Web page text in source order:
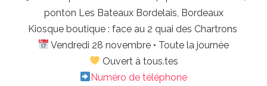
ponton Les Bateaux Bordelais, Bordeaux
Kiosque boutique : face au 2 quai des Chartrons
Vendredi 28 novembre • Toute la journée
Ouvert à tous.tes
Numéro de téléphone